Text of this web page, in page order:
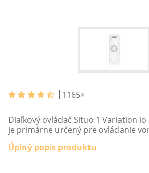
1165×
Diaľkový ovládač Situo 1 Variation io
je primárne určený pre ovládanie
Úplný popis produktu